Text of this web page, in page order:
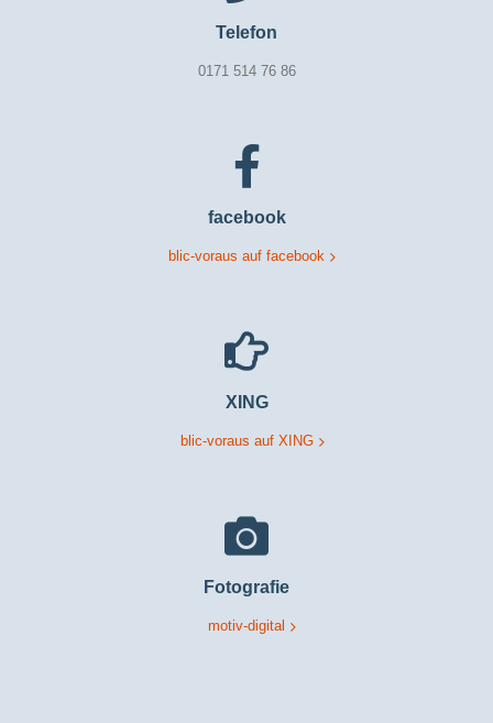
Telefon
0171 514 76 86
facebook
blic-voraus auf facebook
XING
blic-voraus auf XING
Fotografie
motiv-digital